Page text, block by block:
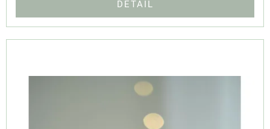
DETAIL